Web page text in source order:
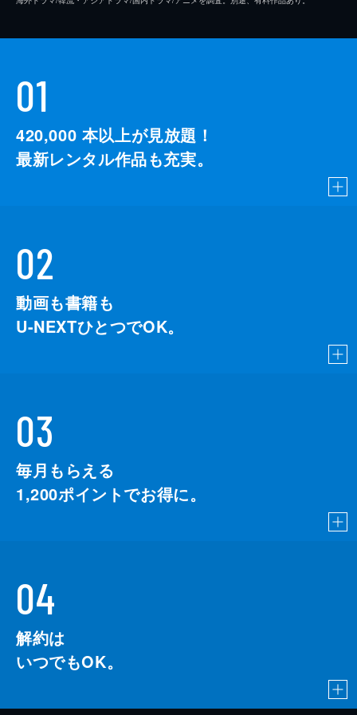
01
420,000 本以上が見放題！
最新レンタル作品も充実。
02
動画も書籍も
U-NEXTひとつでOK。
03
毎月もらえる
1,200ポイントでお得に。
04
解約は
いつでもOK。